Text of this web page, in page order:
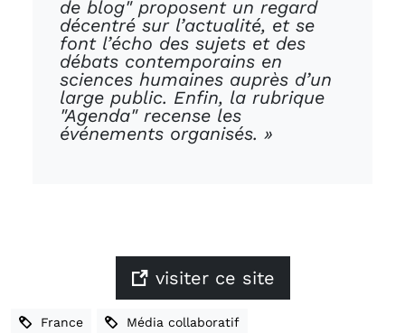
de blog" proposent un regard
décentré sur l’actualité, et se
font l’écho des sujets et des
débats contemporains en
sciences humaines auprès d’un
large public. Enfin, la rubrique
"Agenda" recense les
événements organisés. »
visiter ce site
France Média collaboratif